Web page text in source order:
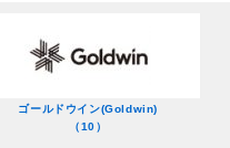
ゴールドウイン(Goldwin)
（10）